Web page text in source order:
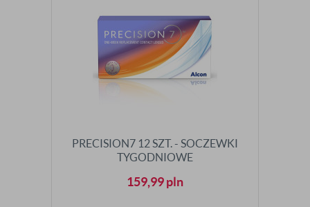
PRECISION7 12 SZT. - SOCZEWKI
TYGODNIOWE
159,99pln